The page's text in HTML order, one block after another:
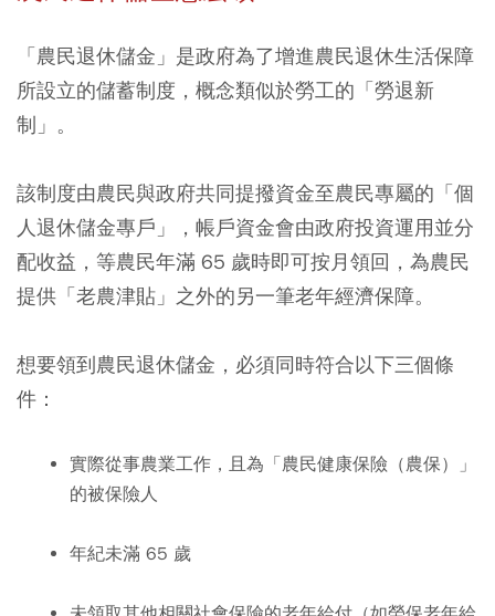
「農民退休儲金」是政府為了增進農民退休生活保障
所設立的儲蓄制度，概念類似於勞工的「勞退新
制」。
該制度由農民與政府共同提撥資金至農民專屬的「個
人退休儲金專戶」，帳戶資金會由政府投資運用並分
配收益，等農民年滿 65 歲時即可按月領回，為農民
提供「老農津貼」之外的另一筆老年經濟保障。
想要領到農民退休儲金，必須同時符合以下三個條
件：
實際從事農業工作，且為「農民健康保險（農保）」
的被保險人
年紀未滿 65 歲